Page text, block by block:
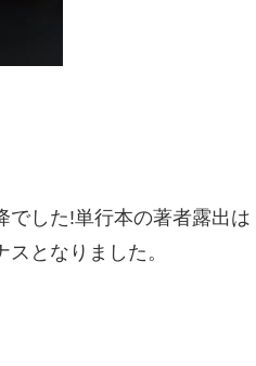
でした!単行本の著者露出は
となりました。